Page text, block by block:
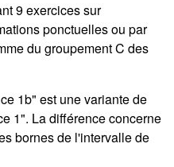
9 exercices sur
ponctuelles ou par
du groupement C des
1b" est une variante de
1". La différence concerne
bornes de l'intervalle de